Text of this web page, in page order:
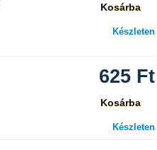
Kosárba
Készleten
625 Ft
Kosárba
Készleten